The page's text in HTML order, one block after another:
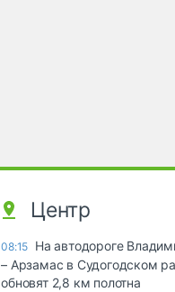
Центр
08:15 На автодороге
– Арзамас в Судогодском
обновят 2,8 км полотна